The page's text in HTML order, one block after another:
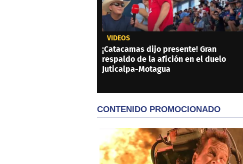
VIDEOS
¡Catacamas dijo presente! Gran
respaldo de la afición en el duelo
Juticalpa-Motagua